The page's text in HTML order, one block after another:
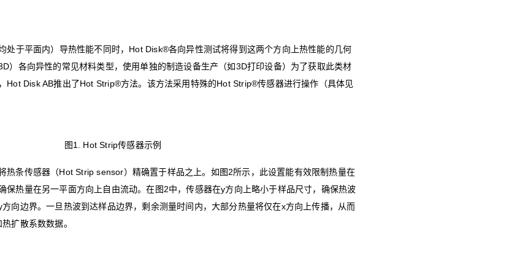
处于平面内）导热性能不同时，Hot Disk®各向异性测试将得到这两个方向上热性能的几何
）各向异性的常见材料类型，使用单独的制造设备生产‌（如3D打印设备）为了获取此类材
Hot Disk AB推出了Hot Strip®方法。该方法采用特殊的Hot Strip®传感器进行操作（具体见
图1. Hot Strip传感器示例
热条传感器（Hot Strip sensor）精确置于样品之上。如图2所示，此设置能有效限制热量在
保热量在另一平面方向上自由流动。在图2中，传感器在y方向上略小于样品尺寸，确保热波
向边界。一旦热波到达样品边界，剩余测量时间内，大部分热量将仅在x方向上传播，从而
扩散系数数据。